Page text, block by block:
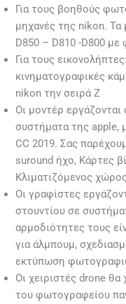
Για τους βοηθούς
μηχανές της nikon. Τα
D850 – D810 -D800
Για τους
κινηματογραφικές
nikon την σειρά Z
Οι μοντέρ
συστήματα της apple,
CC 2019. Σας
suround ήχο, Κάρτες
Κλιματιζόμενος
Οι γραφίστες
στουντίου σε
αρμοδιότητες τους
για άλμπουμ,
εκτύπωση
Οι χειριστές drone θα
του φωτογραφείου